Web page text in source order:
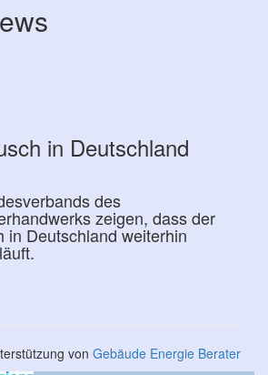
in Deutschland
des
zeigen, dass der
in Deutschland weiterhin
von Gebäude Energie Berater